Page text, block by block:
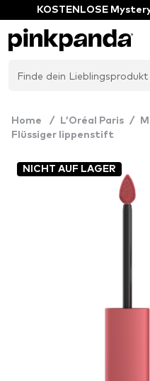
KOSTENLOSE
Home / L’Oréal Paris /
Flüssiger lippenstift
NICHT AUF LAGER